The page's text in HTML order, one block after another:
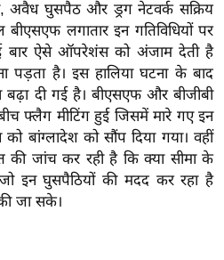
अवैध घुसपैठ और ड्रग नेटवर्क सक्रिय
बीएसएफ लगातार इन गतिविधियों पर
बार ऐसे ऑपरेशंस को अंजाम देती है
पड़ता है। इस हालिया घटना के बाद
बढ़ा दी गई है। बीएसएफ और बीजीबी
बीच फ्लैग मीटिंग हुई जिसमें मारे गए इन
बांग्लादेश को सौंप दिया गया। वहीं
की जांच कर रही है कि क्या सीमा के
इन घुसपैठियों की मदद कर रहा है
जा सके।